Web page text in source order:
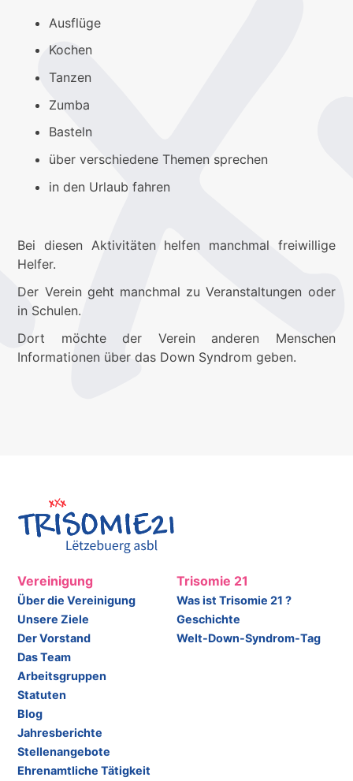
Ausflüge
Kochen
Tanzen
Zumba
Basteln
über verschiedene Themen sprechen
in den Urlaub fahren
Bei diesen Aktivitäten helfen manchmal freiwillige
Helfer.
Der Verein geht manchmal zu Veranstaltungen oder
in Schulen.
Dort möchte der Verein anderen Menschen
Informationen über das Down Syndrom geben.
Vereinigung
Über die Vereinigung
Unsere Ziele
Der Vorstand
Das Team
Arbeitsgruppen
Statuten
Blog
Jahresberichte
Stellenangebote
Ehrenamtliche Tätigkeit
Trisomie 21
Was ist Trisomie 21 ?
Geschichte
Welt-Down-Syndrom-Tag